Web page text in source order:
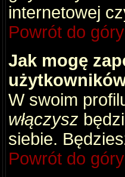
internetowej
Powrót do góry
Jak mogę
W swoim
włączysz
siebie.
Powrót do góry